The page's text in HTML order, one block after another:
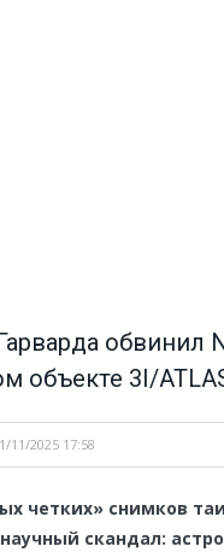
обвинил
объекте 3I/
11/2025 17:58
четких» снимков
скандал: